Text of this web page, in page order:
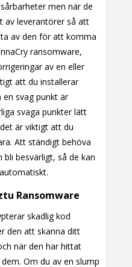
men när de
av leverantörer så att
av den för att komma
ransomware,
av en eller
att du installerar
svag punkt är
svaga punkter lätt
är viktigt att du
Att ständigt behöva
bli besvärligt, så de kan
Ransomware
skadlig kod
den att skanna ditt
när den har hittat
Om du av en slump